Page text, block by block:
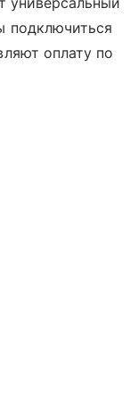
подключиться
оплату по